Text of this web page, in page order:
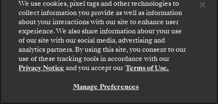
UTILIDADES Y AMENIDADES
Acesso ilimitado a Internet
Gratificações a bordo
-Silver Muse
We use cookies, pixel tags and other technologies to
collect information you provide as well as information
about your interactions with our site to enhance user
experience. We also share information about your use
of our site with our social media, advertising and
analytics partners. By using this site, you consent to our
use of these tracking tools in accordance with our
Privacy Notice and you accept our Terms of Use.
Manage Preferences